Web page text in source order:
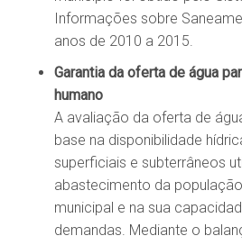
Informações sobre
anos de 2010 a 2015.
Garantia da oferta de água
humano
A avaliação da oferta de
base na disponibilidade
superficiais e subterrâneos
abastecimento da
municipal e na sua
demandas. Mediante o